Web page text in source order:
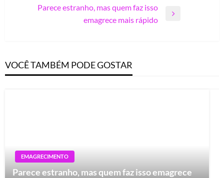
PostParece estranho, mas quem faz isso
emagrece mais rápido
VOCÊ TAMBÉM PODE GOSTAR
EMAGRECIMENTO
Parece estranho, mas quem faz isso emagrece